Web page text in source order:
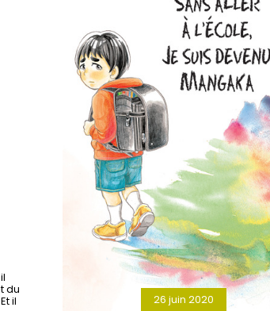
26 juin 2020
du
il